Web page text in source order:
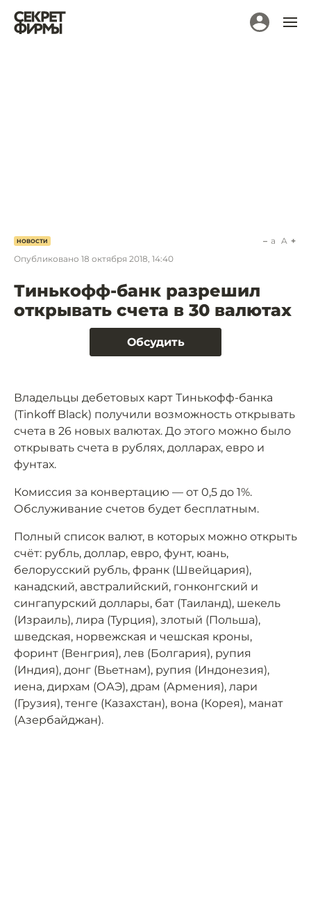
НОВОСТИ
Опубликовано 18 октября 2018, 14:40
a A
Тинькофф-банк разрешил
открывать счета в 30 валютах
Обсудить
Владельцы дебетовых карт Тинькофф-банка
(Tinkoff Black) получили возможность открывать
счета в 26 новых валютах. До этого можно было
открывать счета в рублях, долларах, евро и
фунтах.
Комиссия за конвертацию — от 0,5 до 1%.
Обслуживание счетов будет бесплатным.
Полный список валют, в которых можно открыть
счёт: рубль, доллар, евро, фунт, юань,
белорусский рубль, франк (Швейцария),
канадский, австралийский, гонконгский и
сингапурский доллары, бат (Таиланд), шекель
(Израиль), лира (Турция), злотый (Польша),
шведская, норвежская и чешская кроны,
форинт (Венгрия), лев (Болгария), рупия
(Индия), донг (Вьетнам), рупия (Индонезия),
иена, дирхам (ОАЭ), драм (Армения), лари
(Грузия), тенге (Казахстан), вона (Корея), манат
(Азербайджан).